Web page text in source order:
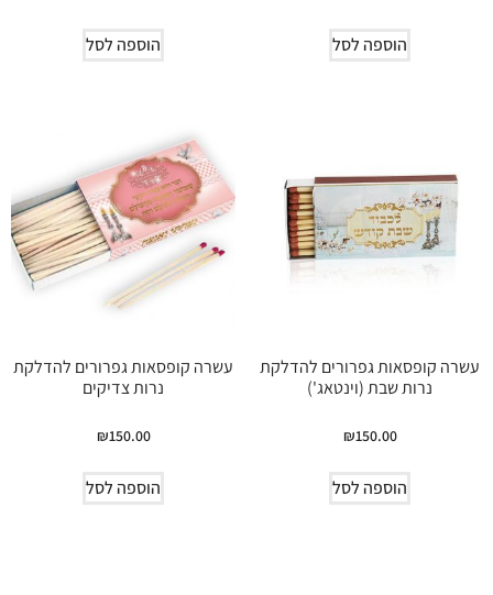
הוספה לסל הוספה לסל
עשרה קופסאות גפרורים להדלקת
נרות שבת (וינטאג')
₪150.00
הוספה לסל
עשרה קופסאות גפרורים להדלקת
נרות צדיקים
₪150.00
הוספה לסל